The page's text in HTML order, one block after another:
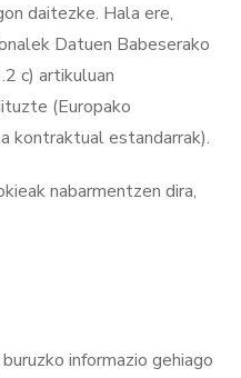
daitezke. Hala ere,
Datuen Babeserako
c) artikuluan
(Europako
kontraktual estandarrak).
nabarmentzen dira,
informazio gehiago